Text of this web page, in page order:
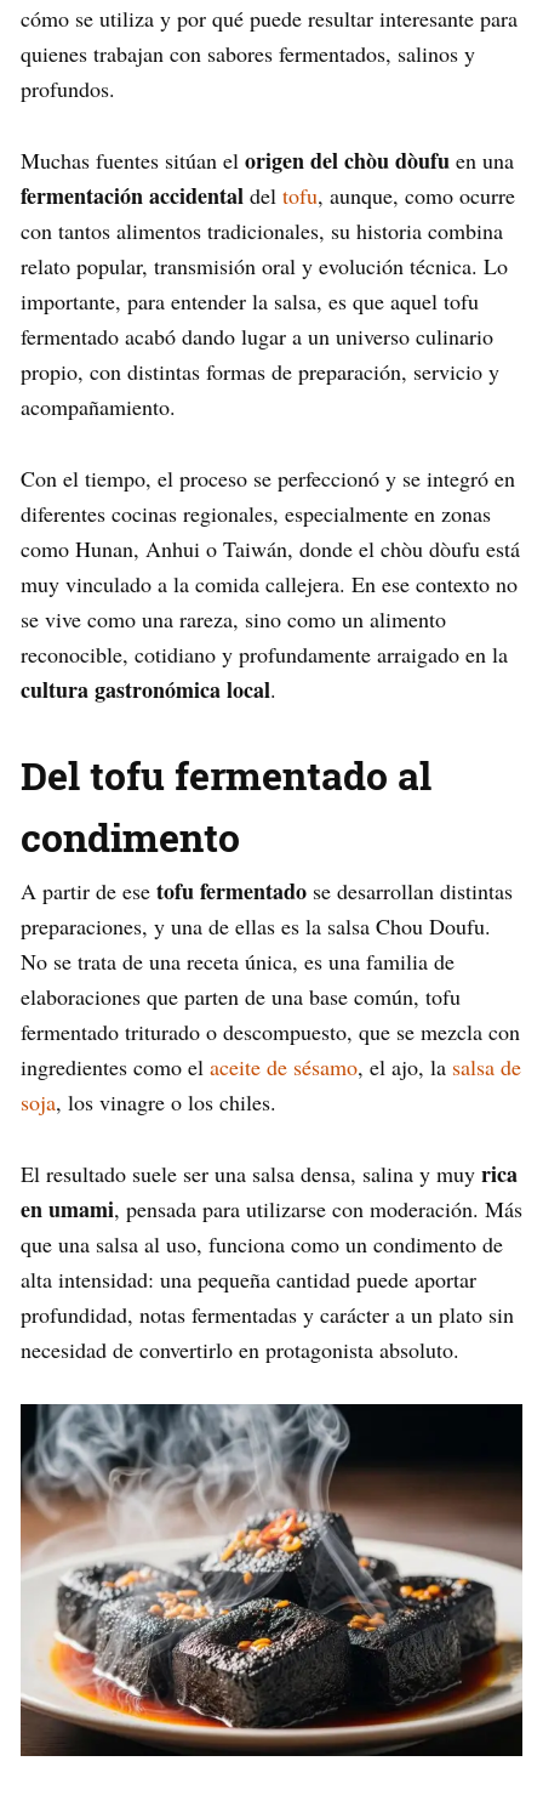
cómo se utiliza y por qué puede resultar interesante para
quienes trabajan con sabores fermentados, salinos y
profundos.
Muchas fuentes sitúan el origen del chòu dòufu en una
fermentación accidental del tofu, aunque, como ocurre
con tantos alimentos tradicionales, su historia combina
relato popular, transmisión oral y evolución técnica. Lo
importante, para entender la salsa, es que aquel tofu
fermentado acabó dando lugar a un universo culinario
propio, con distintas formas de preparación, servicio y
acompañamiento.
Con el tiempo, el proceso se perfeccionó y se integró en
diferentes cocinas regionales, especialmente en zonas
como Hunan, Anhui o Taiwán, donde el chòu dòufu está
muy vinculado a la comida callejera. En ese contexto no
se vive como una rareza, sino como un alimento
reconocible, cotidiano y profundamente arraigado en la
cultura gastronómica local.
Del tofu fermentado al
condimento
A partir de ese tofu fermentado se desarrollan distintas
preparaciones, y una de ellas es la salsa Chou Doufu.
No se trata de una receta única, es una familia de
elaboraciones que parten de una base común, tofu
fermentado triturado o descompuesto, que se mezcla con
ingredientes como el aceite de sésamo, el ajo, la salsa de
soja, los vinagre o los chiles.
El resultado suele ser una salsa densa, salina y muy rica
en umami, pensada para utilizarse con moderación. Más
que una salsa al uso, funciona como un condimento de
alta intensidad: una pequeña cantidad puede aportar
profundidad, notas fermentadas y carácter a un plato sin
necesidad de convertirlo en protagonista absoluto.